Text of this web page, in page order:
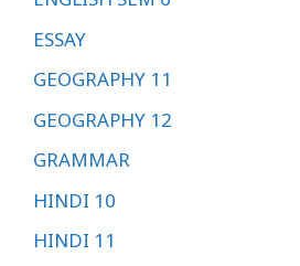
ESSAY
GEOGRAPHY 11
GEOGRAPHY 12
GRAMMAR
HINDI 10
HINDI 11